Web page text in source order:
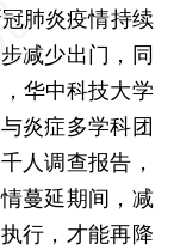
肺炎疫情持续
减少出门，同
华中科技大学
炎症多学科团
人调查报告，
蔓延期间，减
行，才能再降